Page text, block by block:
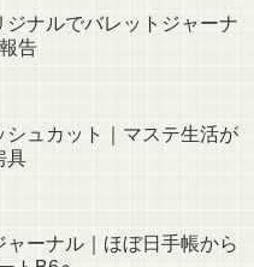
ジナルでバレットジャーナ
告
シュカット｜マステ生活が
具
ャーナル｜ほぼ日手帳から